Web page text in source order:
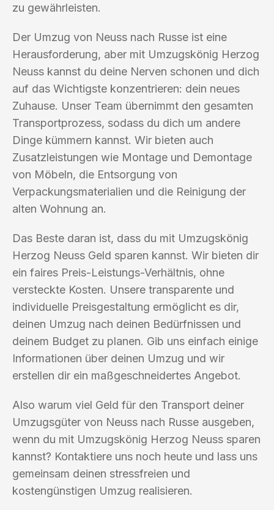
zu gewährleisten.
Der Umzug von Neuss nach Russe ist eine
Herausforderung, aber mit Umzugskönig Herzog
Neuss kannst du deine Nerven schonen und dich
auf das Wichtigste konzentrieren: dein neues
Zuhause. Unser Team übernimmt den gesamten
Transportprozess, sodass du dich um andere
Dinge kümmern kannst. Wir bieten auch
Zusatzleistungen wie Montage und Demontage
von Möbeln, die Entsorgung von
Verpackungsmaterialien und die Reinigung der
alten Wohnung an.
Das Beste daran ist, dass du mit Umzugskönig
Herzog Neuss Geld sparen kannst. Wir bieten dir
ein faires Preis-Leistungs-Verhältnis, ohne
versteckte Kosten. Unsere transparente und
individuelle Preisgestaltung ermöglicht es dir,
deinen Umzug nach deinen Bedürfnissen und
deinem Budget zu planen. Gib uns einfach einige
Informationen über deinen Umzug und wir
erstellen dir ein maßgeschneidertes Angebot.
Also warum viel Geld für den Transport deiner
Umzugsgüter von Neuss nach Russe ausgeben,
wenn du mit Umzugskönig Herzog Neuss sparen
kannst? Kontaktiere uns noch heute und lass uns
gemeinsam deinen stressfreien und
kostengünstigen Umzug realisieren.